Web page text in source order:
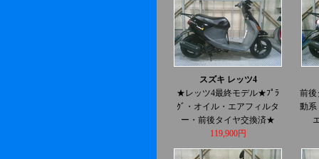
スズキ レッツ4
★レッツ4最終モデル★ﾌﾟﾗ
ｸﾞ・オイル・エアフィルタ
ー・前後タイヤ交換済★
119,900円
前後
動系